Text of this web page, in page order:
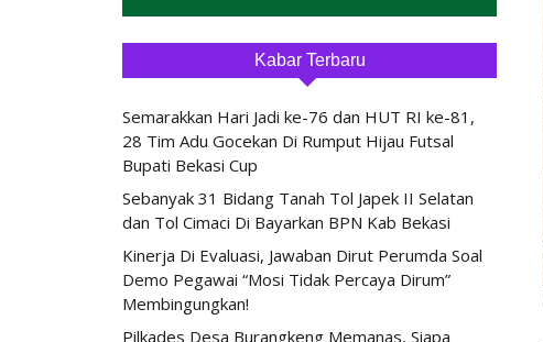
Kabar Terbaru
Semarakkan Hari Jadi ke-76 dan HUT RI ke-81,
28 Tim Adu Gocekan Di Rumput Hijau Futsal
Bupati Bekasi Cup
Sebanyak 31 Bidang Tanah Tol Japek II Selatan
dan Tol Cimaci Di Bayarkan BPN Kab Bekasi
Kinerja Di Evaluasi, Jawaban Dirut Perumda Soal
Demo Pegawai “Mosi Tidak Percaya Dirum”
Membingungkan!
Pilkades Desa Burangkeng Memanas, Siapa